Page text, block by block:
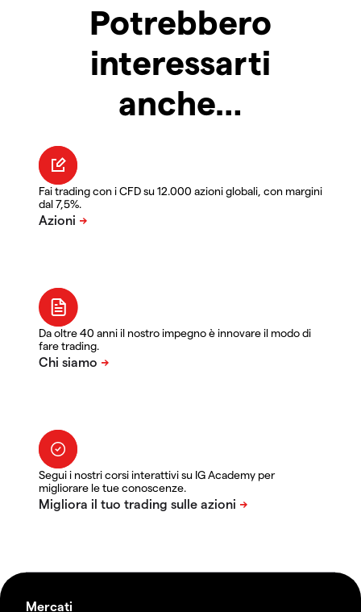
Potrebbero
interessarti
anche…
Fai trading con i CFD su 12.000 azioni globali, con margini
dal 7,5%.
Da oltre 40 anni il nostro impegno è innovare il modo di
fare trading.
Segui i nostri corsi interattivi su IG Academy per
migliorare le tue conoscenze.
Mercati